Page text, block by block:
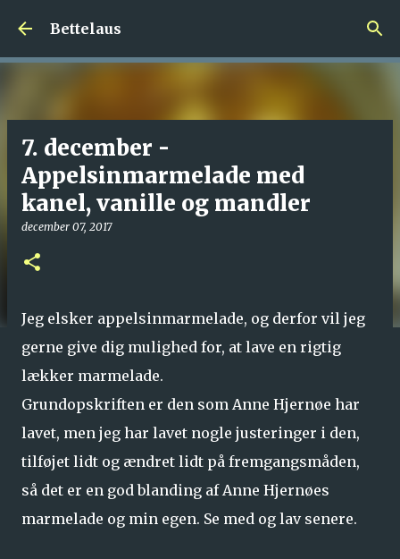
Gå videre til hovedindholdet
Bettelaus
7. december -
Appelsinmarmelade med
kanel, vanille og mandler
december 07, 2017
Jeg elsker appelsinmarmelade, og derfor vil jeg
gerne give dig mulighed for, at lave en rigtig
lækker marmelade.
Grundopskriften er den som Anne Hjernøe har
lavet, men jeg har lavet nogle justeringer i den,
tilføjet lidt og ændret lidt på fremgangsmåden,
så det er en god blanding af Anne Hjernøes
marmelade og min egen. Se med og lav senere.